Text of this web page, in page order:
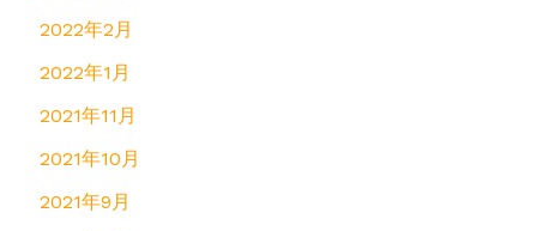
2022年2月
2022年1月
2021年11月
2021年10月
2021年9月